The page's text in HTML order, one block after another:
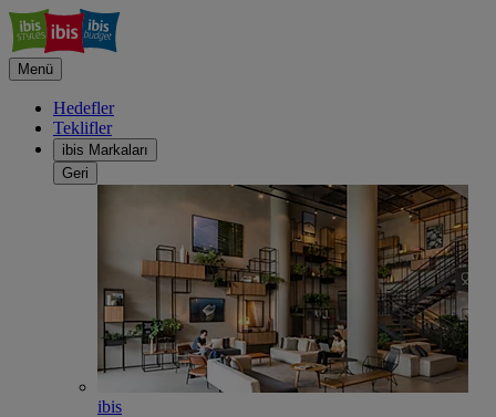
Menü
Hedefler
Teklifler
ibis Markaları
Geri
ibis